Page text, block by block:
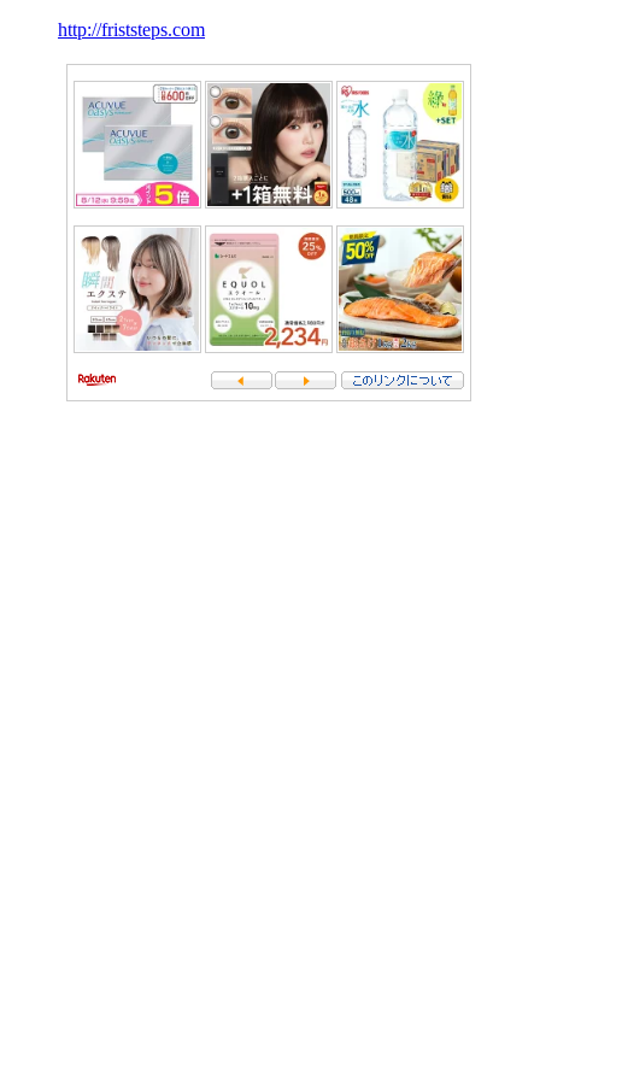
http://friststeps.com